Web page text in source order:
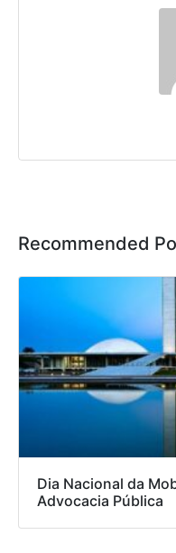
Recommended
Dia Nacional da
Advocacia Pública